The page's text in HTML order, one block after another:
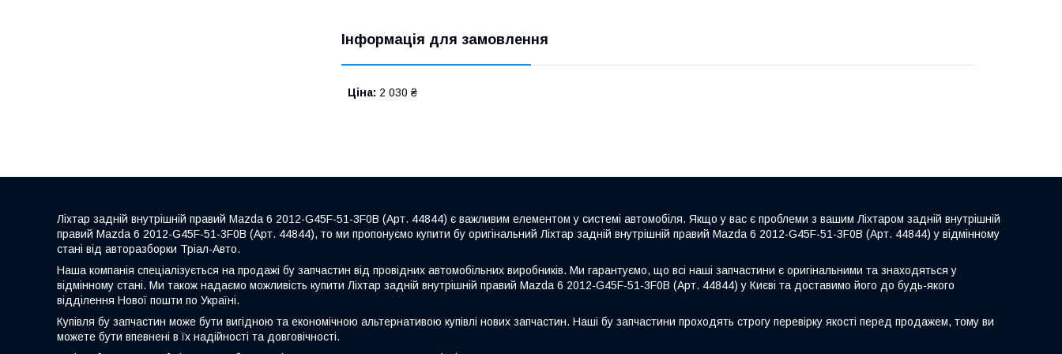
Інформація для замовлення
Ціна: 2 030 ₴
Ліхтар задній внутрішній правий Mazda 6 2012-G45F-51-3F0B (Арт. 44844) є важливим елементом у системі автомобіля. Якщо у вас є проблеми з вашим Ліхтаром задній внутрішній
правий Mazda 6 2012-G45F-51-3F0B (Арт. 44844), то ми пропонуємо купити бу оригінальний Ліхтар задній внутрішній правий Mazda 6 2012-G45F-51-3F0B (Арт. 44844) у відмінному
стані від авторазборки Тріал-Авто.
Наша компанія спеціалізується на продажі бу запчастин від провідних автомобільних виробників. Ми гарантуємо, що всі наші запчастини є оригінальними та знаходяться у
відмінному стані. Ми також надаємо можливість купити Ліхтар задній внутрішній правий Mazda 6 2012-G45F-51-3F0B (Арт. 44844) у Києві та доставимо його до будь-якого
відділення Нової пошти по Україні.
Купівля бу запчастин може бути вигідною та економічною альтернативою купівлі нових запчастин. Наші бу запчастини проходять строгу перевірку якості перед продажем, тому ви
можете бути впевнені в їх надійності та довговічності.